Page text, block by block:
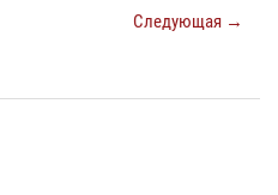
Следующая →